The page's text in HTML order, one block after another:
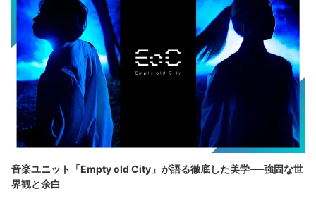
音楽ユニット「Empty old City」が語る徹底した美学──強固な世
界観と余白